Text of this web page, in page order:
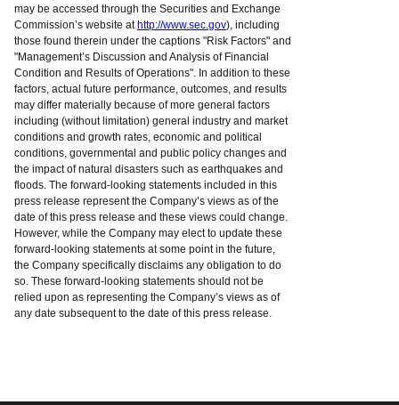
may be accessed through the Securities and Exchange
Commission’s website at http://www.sec.gov), including
those found therein under the captions "Risk Factors" and
"Management’s Discussion and Analysis of Financial
Condition and Results of Operations". In addition to these
factors, actual future performance, outcomes, and results
may differ materially because of more general factors
including (without limitation) general industry and market
conditions and growth rates, economic and political
conditions, governmental and public policy changes and
the impact of natural disasters such as earthquakes and
floods. The forward-looking statements included in this
press release represent the Company’s views as of the
date of this press release and these views could change.
However, while the Company may elect to update these
forward-looking statements at some point in the future,
the Company specifically disclaims any obligation to do
so. These forward-looking statements should not be
relied upon as representing the Company’s views as of
any date subsequent to the date of this press release.